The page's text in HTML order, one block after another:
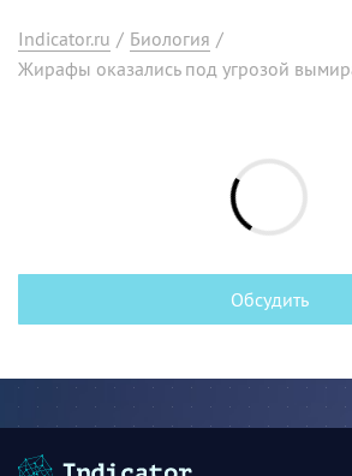
Indicator.ru / Биология /
Жирафы оказались под угрозой
Обсудить